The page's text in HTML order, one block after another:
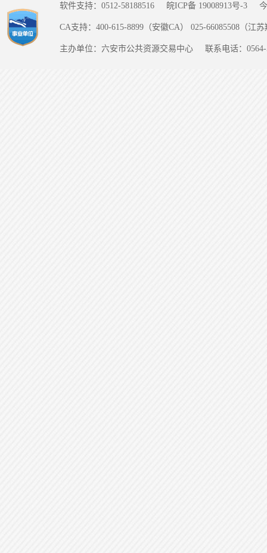
软件支持：0512-58188516 皖ICP备 19008913号-3
CA支持：400-615-8899（安徽CA） 025-66085508（江
主办单位：六安市公共资源交易中心 联系电话：0564-